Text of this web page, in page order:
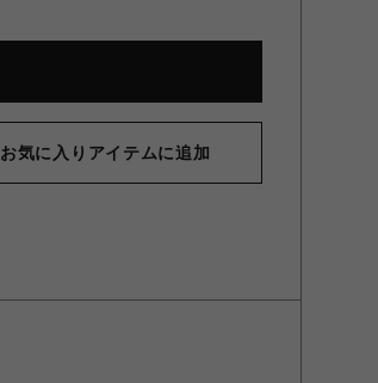
お気に入りアイテムに追加